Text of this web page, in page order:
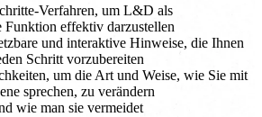
Verfahren, um L&D als
Funktion effektiv darzustellen
und interaktive Hinweise, die Ihnen
Schritt vorzubereiten
um die Art und Weise, wie Sie mit
sprechen, zu verändern
wie man sie vermeidet